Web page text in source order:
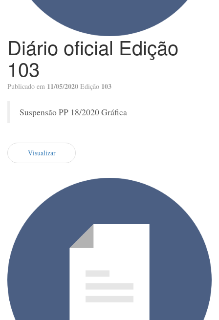
Diário oficial Edição
103
Publicado em 11/05/2020 Edição 103
Suspensão PP 18/2020 Gráfica
Visualizar